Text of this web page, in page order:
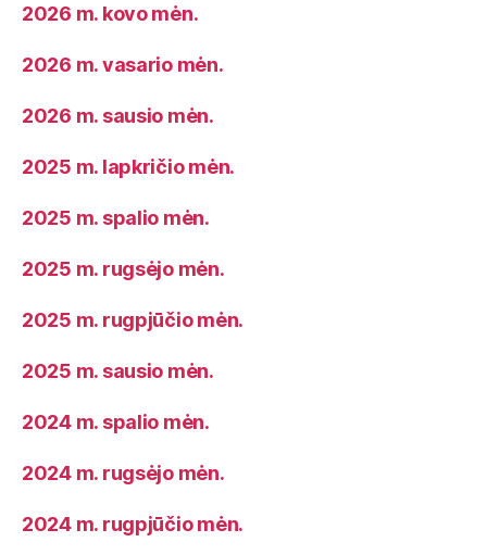
2026 m. kovo mėn.
2026 m. vasario mėn.
2026 m. sausio mėn.
2025 m. lapkričio mėn.
2025 m. spalio mėn.
2025 m. rugsėjo mėn.
2025 m. rugpjūčio mėn.
2025 m. sausio mėn.
2024 m. spalio mėn.
2024 m. rugsėjo mėn.
2024 m. rugpjūčio mėn.